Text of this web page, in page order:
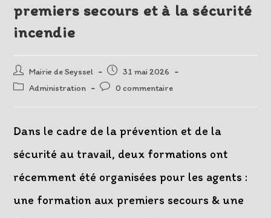
premiers secours et à la sécurité
incendie
Auteur/autrice
de
Mairie de Seyssel
Post
published:
31 mai 2026
PostAdministration
Post0 commentaire
Dans le cadre de la prévention et de la
sécurité au travail, deux formations ont
récemment été organisées pour les agents :
une formation aux premiers secours & une